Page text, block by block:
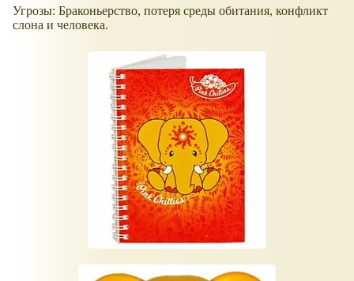
Угрозы: Браконьерство, потеря среды обитания, конфликт
слона и человека.